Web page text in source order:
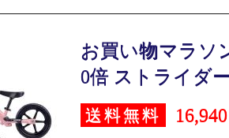
お買い物マラソ
0倍 ストライダ
送料無料